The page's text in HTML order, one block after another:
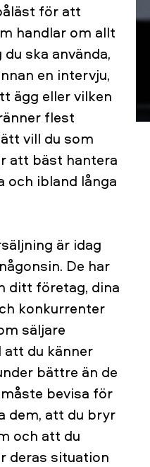
för att
handlar om allt
ska använda,
en intervju,
ägg eller vilken
flest
vill du som
att bäst hantera
och ibland långa
är idag
De har
ditt företag, dina
konkurrenter
säljare
du känner
bättre än de
bevisa för
dem, att du bryr
och att du
deras situation